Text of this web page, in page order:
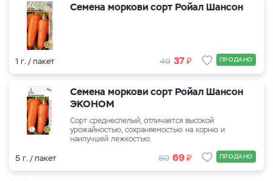
Семена моркови сорт Ройал Шансон
1 г. / пакет 49 37₽ ПРОДАНО
Семена моркови сорт Ройал Шансон
ЭКОНОМ
Сорт среднеспелый, отличается высокой
урожайностью, сохраняемостью на корню и
наилучшей лежкостью.
5 г. / пакет 80 69₽ ПРОДАНО